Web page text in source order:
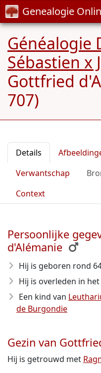
Genealogie
Généalogie
Sébastien x
Gottfried
707)
Details
Verwantschap
Context
Persoonlijke
d'Alémanie
Hij is geboren rond
Hij is overleden in
Een kind van
de Burgondie
Gezin van
Hij is getrouwd met